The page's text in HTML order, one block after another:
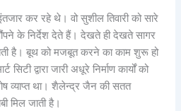
कर रहे थे। वो सुशील तिवारी को सारे
के निर्देश देते हैं। देखते ही देखते सागर
है। बूथ को मजबूत करने का काम शुरू हो
द्वारा जारी अधूरे निर्माण कार्यों को
व्याप्त था। शैलेन्द्र जैन की सतत
मिल जाती है।